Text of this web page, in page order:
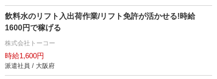
飲料水のリフト入出荷作業/リフト免許が活かせる!時給
1600円で稼げる
株式会社トーコー
時給1,600円
派遣社員 / 大阪府